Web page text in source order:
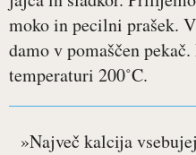
moko in pecilni prašek.
damo v pomaščen
temperaturi 200˚C.
»Največ kalcija